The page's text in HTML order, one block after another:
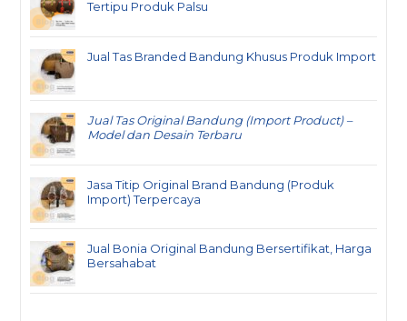
Tertipu Produk Palsu
Jual Tas Branded Bandung Khusus Produk Import
Jual Tas Original Bandung (Import Product) –
Model dan Desain Terbaru
Jasa Titip Original Brand Bandung (Produk
Import) Terpercaya
Jual Bonia Original Bandung Bersertifikat, Harga
Bersahabat